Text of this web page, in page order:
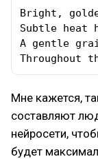
Bright,
Subtle heat
A gentle
Throughout
Мне кажется,
составляют
нейросети,
будет